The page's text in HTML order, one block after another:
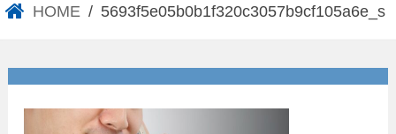
HOME 5693f5e05b0b1f320c3057b9cf105a6e_s
5693f5e05b0b1f320c3057b9cf